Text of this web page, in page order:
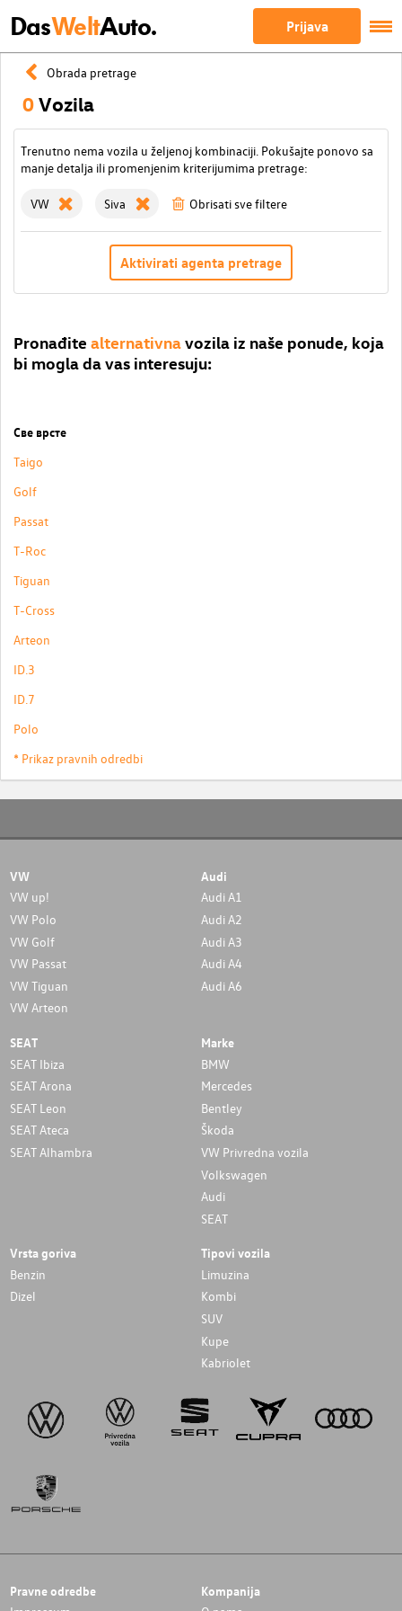
DasWeltAuto. Prijava
Obrada pretrage
0Vozila
Trenutno nema vozila u željenoj kombinaciji. Pokušajte ponovo sa
manje detalja ili promenjenim kriterijumima pretrage:
VW Siva Obrisati sve filtere
Aktivirati agenta pretrage
Pronađite alternativnavozila iz naše ponude, koja
bi mogla da vas interesuju:
Све врсте
Taigo
Golf
Passat
T-Roc
Tiguan
T-Cross
Arteon
ID.3
ID.7
Polo
* Prikaz pravnih odredbi
VW
VW up!
VW Polo
VW Golf
VW Passat
VW Tiguan
VW Arteon
Audi
Audi A1
Audi A2
Audi A3
Audi A4
Audi A6
SEAT
SEAT Ibiza
SEAT Arona
SEAT Leon
SEAT Ateca
SEAT Alhambra
Marke
BMW
Mercedes
Bentley
Škoda
VW Privredna vozila
Volkswagen
Audi
SEAT
Vrsta goriva
Benzin
Dizel
Tipovi vozila
Limuzina
Kombi
SUV
Kupe
Kabriolet
Pravne odredbe Kompanija